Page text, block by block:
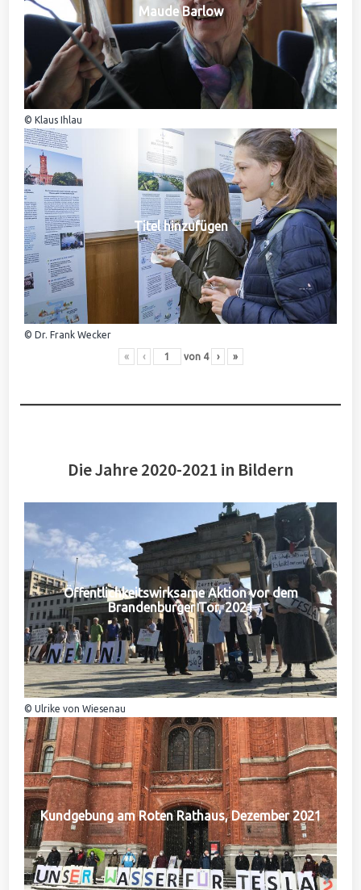
Maude Barlow
© Klaus Ihlau
Titel hinzufügen
© Dr. Frank Wecker
« ‹ von 4 › »
Die Jahre 2020-2021 in Bildern
Öffentlichkeitswirksame Aktion vor dem
Brandenburger Tor, 2021
© Ulrike von Wiesenau
Kundgebung am Roten Rathaus, Dezember 2021